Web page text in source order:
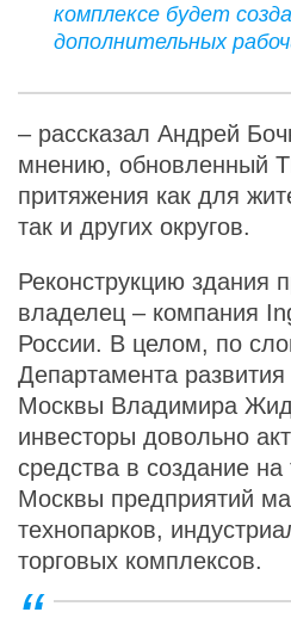
комплексе будет
дополнительных
– рассказал Андрей
мнению, обновленный
притяжения как для
так и других округов.
Реконструкцию здания
владелец – компания
России. В целом, по
Департамента
Москвы Владимира
инвесторы довольно
средства в создание
Москвы предприятий
технопарков,
торговых комплексов.